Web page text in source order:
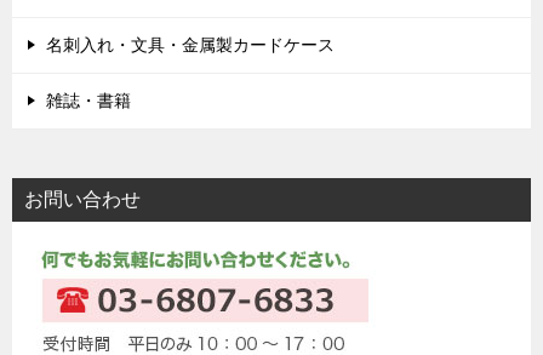
名刺入れ・文具・金属製カードケース
雑誌・書籍
お問い合わせ